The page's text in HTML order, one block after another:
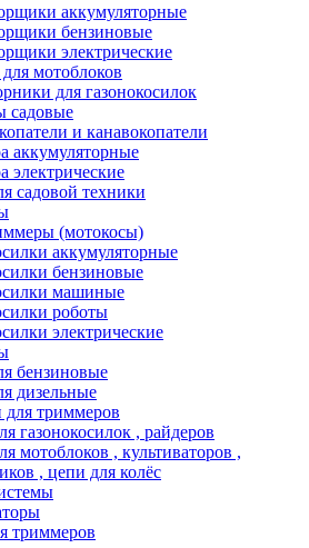
аккумуляторные
бензиновые
электрические
мотоблоков
для газонокосилок
садовые
и канавокопатели
аккумуляторные
электрические
садовой техники
(мотокосы)
аккумуляторные
бензиновые
машиные
роботы
электрические
бензиновые
дизельные
триммеров
газонокосилок , райдеров
мотоблоков , культиваторов ,
, цепи для колёс
триммеров